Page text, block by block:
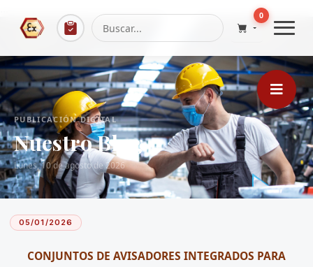
0
PUBLICACIÓN DIGITAL
Nuestro Blog
Lunes, 10 de agosto de 2026
05/01/2026
CONJUNTOS DE AVISADORES INTEGRADOS PARA